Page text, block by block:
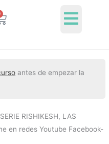
antes de empezar la
RISHIKESH, LAS
en redes Youtube Facebook-